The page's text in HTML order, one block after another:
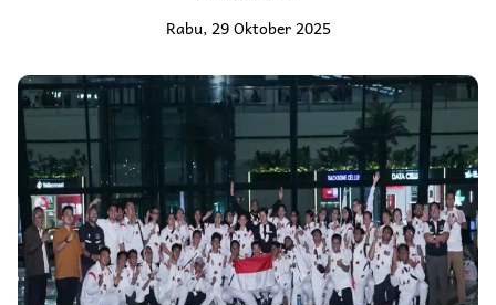
Rabu, 29 Oktober 2025